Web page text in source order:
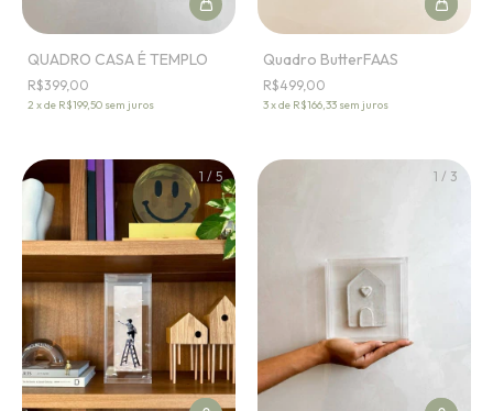
QUADRO CASA É TEMPLO
R$399,00
2 xde R$199,50 sem juros
Quadro ButterFAAS
R$499,00
3xde R$166,33 sem juros
1 / 5 1 / 3